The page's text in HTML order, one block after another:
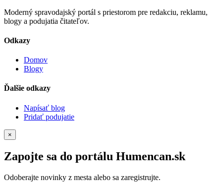
Moderný spravodajský portál s priestorom pre redakciu, reklamu,
blogy a podujatia čitateľov.
Odkazy
Domov
Blogy
Ďalšie odkazy
Napísať blog
Pridať podujatie
×
Zapojte sa do portálu Humencan.sk
Odoberajte novinky z mesta alebo sa zaregistrujte.